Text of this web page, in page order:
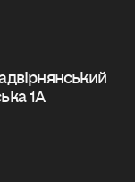
1А